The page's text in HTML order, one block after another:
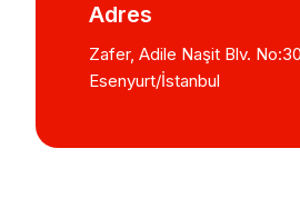
Adres
Zafer, Adile Naşit Blv.
Esenyurt/İstanbul